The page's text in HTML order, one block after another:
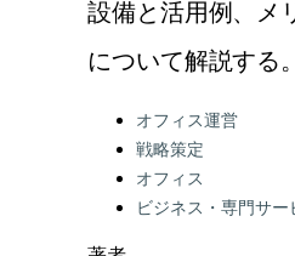
設備と活用例、メ
について解説する。
Categories:オフィス運営
戦略策定
オフィス
ビジネス・専門サー